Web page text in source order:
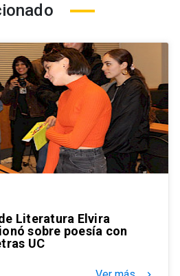
Literatura Elvira
sobre poesía con
UC